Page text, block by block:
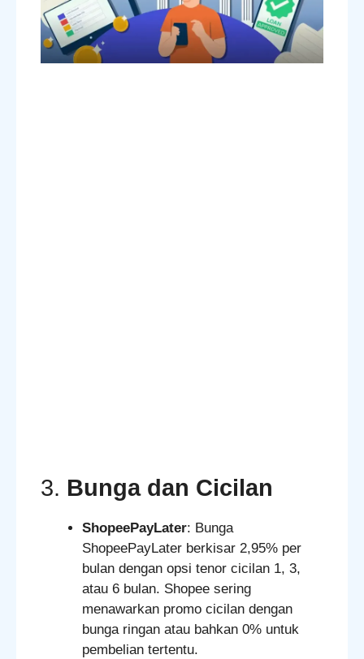
3. Bunga dan Cicilan
ShopeePayLater: Bunga
ShopeePayLater berkisar 2,95% per
bulan dengan opsi tenor cicilan 1, 3,
atau 6 bulan. Shopee sering
menawarkan promo cicilan dengan
bunga ringan atau bahkan 0% untuk
pembelian tertentu.